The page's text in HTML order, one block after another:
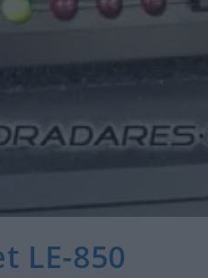
LE-850